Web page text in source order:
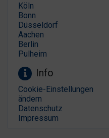
Köln
Bonn
Düsseldorf
Aachen
Berlin
Pulheim
Info
Cookie-Einstellungen
ändern
Datenschutz
Impressum